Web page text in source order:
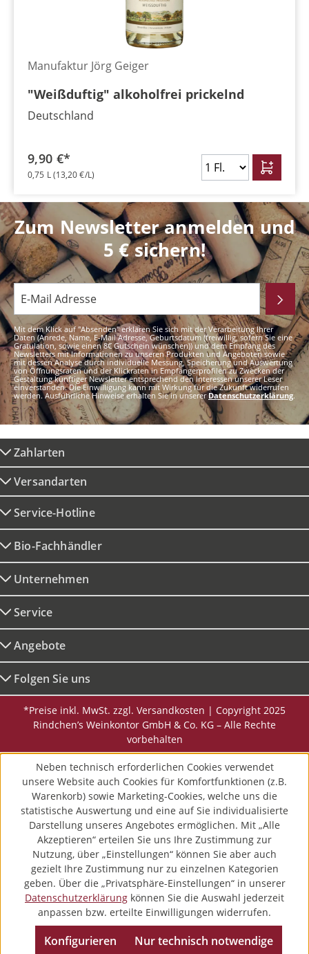
Manufaktur Jörg Geiger
"Weißduftig" alkoholfrei prickelnd
Deutschland
9,90 €*
0,75 L(13,20 €/L)
Zum Newsletter anmelden und
5 € sichern!
Mit dem Klick auf "Absenden" erklären Sie sich mit der Verarbeitung Ihrer
Daten (Anrede, Name, E-Mail Adresse, Geburtsdatum (freiwillig, sofern Sie eine
Gratulation, sowie einen 8€ Gutschein wünschen)) und dem Empfang des
Newsletters mit Informationen zu unseren Produkten und Angeboten sowie
mit dessen Analyse durch individuelle Messung, Speicherung und Auswertung
von Öffnungsraten und der Klickraten in Empfängerprofilen zu Zwecken der
Gestaltung künftiger Newsletter entsprechend den Interessen unserer Leser
einverstanden. Die Einwilligung kann mit Wirkung für die Zukunft widerrufen
werden. Ausführliche Hinweise erhalten Sie in unsererDatenschutzerklärung.
Zahlarten
Versandarten
Service-Hotline
Bio-Fachhändler
Unternehmen
Service
Angebote
Folgen Sie uns
*Preise inkl. MwSt. zzgl. Versandkosten | Copyright 2025
Rindchen’s Weinkontor GmbH & Co. KG – Alle Rechte
vorbehalten
Neben technisch erforderlichen Cookies verwendet
unsere Website auch Cookies für Komfortfunktionen (z.B.
Warenkorb) sowie Marketing-Cookies, welche uns die
statistische Auswertung und eine auf Sie individualisierte
Darstellung unseres Angebotes ermöglichen. Mit „Alle
Akzeptieren“ erteilen Sie uns Ihre Zustimmung zur
Nutzung, über „Einstellungen“ können Sie aber auch
gezielt Ihre Zustimmung nur zu einzelnen Kategorien
geben. Über die „Privatsphäre-Einstellungen“ in unserer
Datenschutzerklärung können Sie die Auswahl jederzeit
anpassen bzw. erteilte Einwilligungen widerrufen.
Nur technisch notwendige
Konfigurieren